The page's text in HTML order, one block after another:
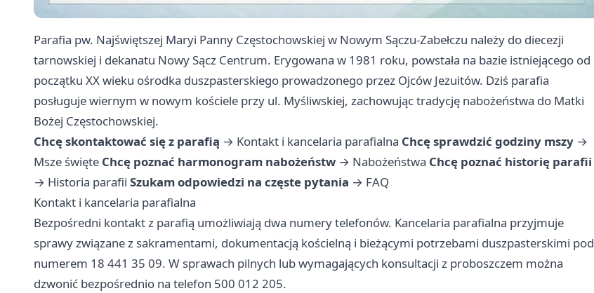
Parafia pw. Najświętszej Maryi Panny Częstochowskiej w Nowym Sączu-Zabełczu należy do diecezji
tarnowskiej i dekanatu Nowy Sącz Centrum. Erygowana w 1981 roku, powstała na bazie istniejącego od
początku XX wieku ośrodka duszpasterskiego prowadzonego przez Ojców Jezuitów. Dziś parafia
posługuje wiernym w nowym kościele przy ul. Myśliwskiej, zachowując tradycję nabożeństwa do Matki
Bożej Częstochowskiej.
Chcę skontaktować się z parafią → Kontakt i kancelaria parafialna Chcę sprawdzić godziny mszy →
Msze święte Chcę poznać harmonogram nabożeństw → Nabożeństwa Chcę poznać historię parafii
→ Historia parafii Szukam odpowiedzi na częste pytania → FAQ
Kontakt i kancelaria parafialna
Bezpośredni kontakt z parafią umożliwiają dwa numery telefonów. Kancelaria parafialna przyjmuje
sprawy związane z sakramentami, dokumentacją kościelną i bieżącymi potrzebami duszpasterskimi pod
numerem 18 441 35 09. W sprawach pilnych lub wymagających konsultacji z proboszczem można
dzwonić bezpośrednio na telefon 500 012 205.